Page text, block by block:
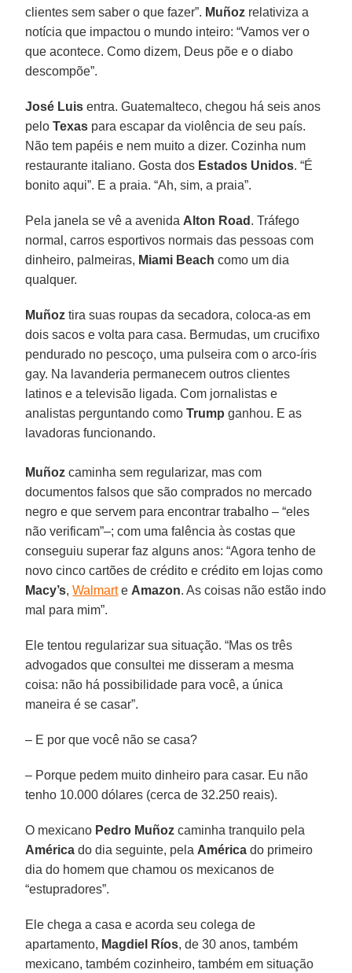
clientes sem saber o que fazer”. Muñoz relativiza a
notícia que impactou o mundo inteiro: “Vamos ver o
que acontece. Como dizem, Deus põe e o diabo
descompõe”.
José Luis entra. Guatemalteco, chegou há seis anos
peloTexas para escapar da violência de seu país.
Não tem papéis e nem muito a dizer. Cozinha num
restaurante italiano. Gosta dos Estados Unidos. “É
bonito aqui”. E a praia. “Ah, sim, a praia”.
Pela janela se vê a avenida Alton Road . Tráfego
normal, carros esportivos normais das pessoas com
dinheiro, palmeiras, Miami Beach como um dia
qualquer.
Muñoz tira suas roupas da secadora, coloca-as em
dois sacos e volta para casa. Bermudas, um crucifixo
pendurado no pescoço, uma pulseira com o arco-íris
gay. Na lavanderia permanecem outros clientes
latinos e a televisão ligada. Com jornalistas e
analistas perguntando comoTrump ganhou. E as
lavadoras funcionando.
Muñoz caminha sem regularizar, mas com
documentos falsos que são comprados no mercado
negro e que servem para encontrar trabalho – “eles
não verificam”–; com uma falência às costas que
conseguiu superar faz alguns anos: “Agora tenho de
novo cinco cartões de crédito e crédito em lojas como
Macy’s,Walmarte Amazon. As coisas não estão indo
mal para mim”.
Ele tentou regularizar sua situação. “Mas os três
advogados que consultei me disseram a mesma
coisa: não há possibilidade para você, a única
maneira é se casar”.
– E por que você não se casa?
– Porque pedem muito dinheiro para casar. Eu não
tenho 10.000 dólares (cerca de 32.250 reais).
O mexicano Pedro Muñoz caminha tranquilo pela
América do dia seguinte, pela América do primeiro
dia do homem que chamou os mexicanos de
“estupradores”.
Ele chega a casa e acorda seu colega de
apartamento, Magdiel Ríos, de 30 anos, também
mexicano, também cozinheiro, também em situação